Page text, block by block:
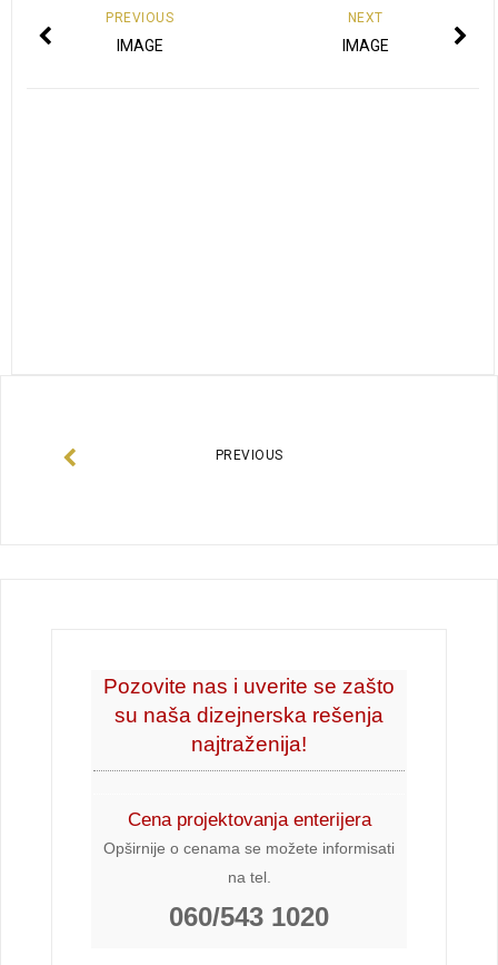
NEXT
IMAGE
PREVIOUS
IMAGE
PREVIOUS
Pozovite nas i uverite se zašto
su naša dizejnerska rešenja
najtraženija!
Cena projektovanja enterijera
Opširnije o cenama se možete informisati
na tel.
060/543 1020